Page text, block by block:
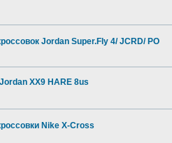
Jordan Super.Fly 4/ JCRD/ PO
XX9 HARE 8us
Nike X-Cross